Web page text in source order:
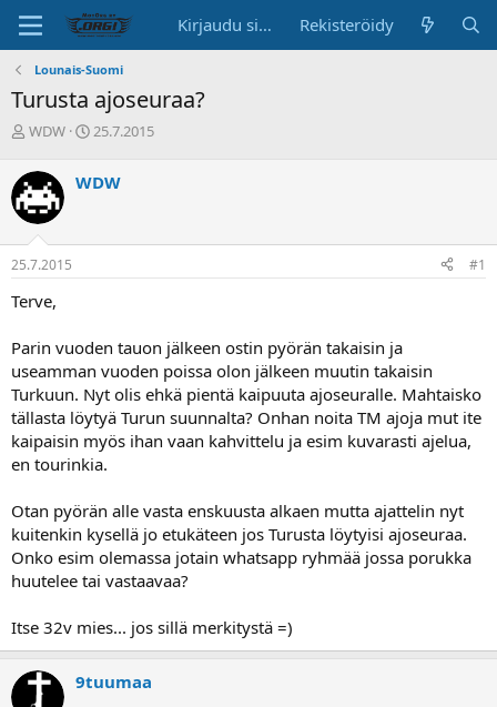
Kirjaudu sisään Rekisteröidy
Lounais-Suomi
Turusta ajoseuraa?
K
s
k
u
s
t
e
u
a
l
o
i
t
t
a
a
WDW
A
i
s
ä
25.7.2015
WDW
25.7.2015 #1
Terve,
Parin vuoden tauon jälkeen ostin pyörän takaisin ja
useamman vuoden poissa olon jälkeen muutin takaisin
Turkuun. Nyt olis ehkä pientä kaipuuta ajoseuralle. Mahtaisko
tällasta löytyä Turun suunnalta? Onhan noita TM ajoja mut ite
kaipaisin myös ihan vaan kahvittelu ja esim kuvarasti ajelua,
en tourinkia.
Otan pyörän alle vasta enskuusta alkaen mutta ajattelin nyt
kuitenkin kysellä jo etukäteen jos Turusta löytyisi ajoseuraa.
Onko esim olemassa jotain whatsapp ryhmää jossa porukka
huutelee tai vastaavaa?
Itse 32v mies... jos sillä merkitystä =)
9tuumaa